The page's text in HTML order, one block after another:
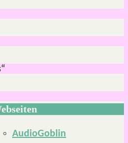
AudioGoblin